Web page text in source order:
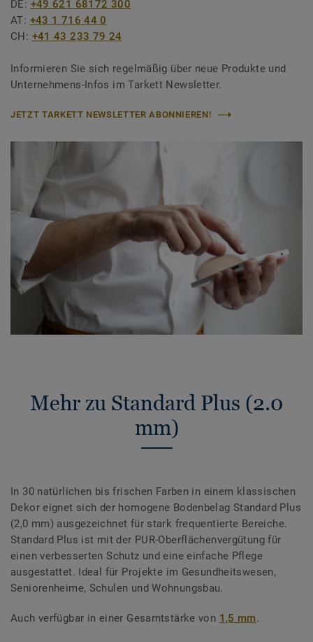
DE: +49 621 68172 300
AT: +43 1 716 44 0
CH: +41 43 233 79 24
Informieren Sie sich regelmäßig über neue Produkte und
Unternehmens-Infos im Tarkett Newsletter.
JETZT TARKETT NEWSLETTER ABONNIEREN!
Mehr zu Standard Plus (2.0
mm)
In 30 natürlichen bis frischen Farben in einem klassischen
Dekor eignet sich der homogene Bodenbelag Standard Plus
(2,0 mm) ausgezeichnet für stark frequentierte Bereiche.
Standard Plus ist mit der PUR-Oberflächenvergütung für
einen verbesserten Schutz und eine einfache Pflege
ausgestattet. Ideal für Projekte im Gesundheitswesen,
Seniorenheime, Schulen und Wohnungsbau.
Auch verfügbar in einer Gesamtstärke von 1,5 mm.